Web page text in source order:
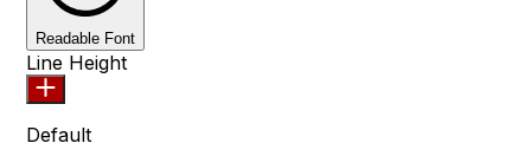
Readable Font
Line Height
Default